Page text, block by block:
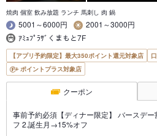
焼肉 個室 飲み放題 ランチ 馬刺し 肉 鍋
5001～6000円
2001～3000円
ｱﾐｭﾌﾟﾗｻﾞくまもと7F
【アプリ予約限定】最大350ポイント還元対象店
ポイントプラス対象店
クーポン
事前予約必須【ディナー限定】 バースデ
フ 2.誕生月→15%オフ